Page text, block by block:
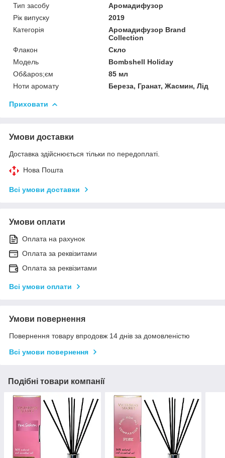
Тип засобу
Аромадифузор
Рік випуску
2019
Категорія
Аромадифузор Brand
Collection
Флакон
Скло
Мoдель
Bombshell Holiday
Об&apos;єм
85 мл
Ноти аромату
Береза, Гранат, Жасмин, Лід
Приховати
Умови доставки
Доставка здійснюється тільки по передоплаті.
Нова Пошта
Всі умови доставки
Умови оплати
Оплата на рахунок
Оплата за реквізитами
Оплата за реквізитами
Всі умови оплати
Умови повернення
Повернення товару впродовж 14 днів за домовленістю
Всі умови повернення
Подібні товари компанії